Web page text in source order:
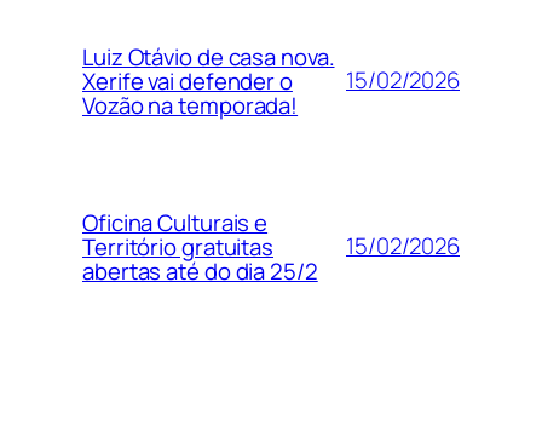
Luiz Otávio de casa nova.
Xerife vai defender o
Vozão na temporada!
15/02/2026
Oficina Culturais e
Território gratuitas
abertas até do dia 25/2
15/02/2026